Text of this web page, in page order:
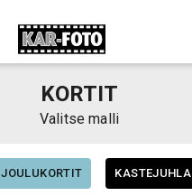
KORTIT
Valitse malli
JOULUKORTIT KASTEJUHLA